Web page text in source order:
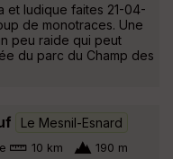
et ludique faites 21-04-
de monotraces. Une
peu raide qui peut
du parc du Champ des
Le Mesnil-Esnard
10 km 190 m